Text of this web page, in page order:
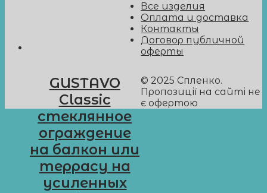
GUSTAVO
Classic
стеклянное
ограждение
на балкон или
террасу на
усиленных
Все изделия
Оплата и доставка
Контакты
Договор публичной
оферты
© 2025 Спленко.
Пропозиції на сайті не
є офертою